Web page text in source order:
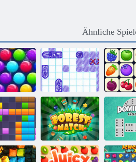
Ähnliche
Bubbles
X-Mas
Schiffe
Versenken
Onet